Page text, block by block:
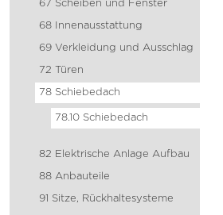
67 Scheiben und Fenster
68 Innenausstattung
69 Verkleidung und Ausschlag
72 Türen
78 Schiebedach
78.10 Schiebedach
82 Elektrische Anlage Aufbau
88 Anbauteile
91 Sitze, Rückhaltesysteme